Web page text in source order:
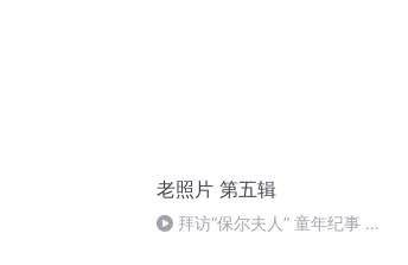
老照片 第五辑
拜访“保尔夫人” 童年纪事 两